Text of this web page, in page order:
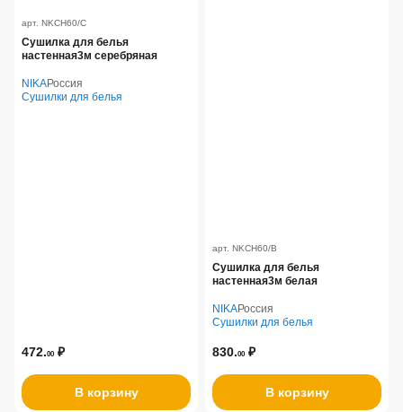
арт. NKCH60/C
Сушилка для белья
настенная3м серебряная
NIKAРоссия
Сушилки для белья
472.00 ₽
В корзину
арт. NKCH60/B
Сушилка для белья
настенная3м белая
NIKAРоссия
Сушилки для белья
830.00 ₽
В корзину